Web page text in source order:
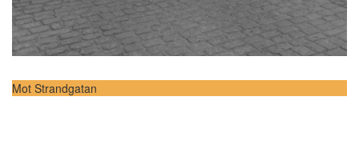
Mot Strandgatan